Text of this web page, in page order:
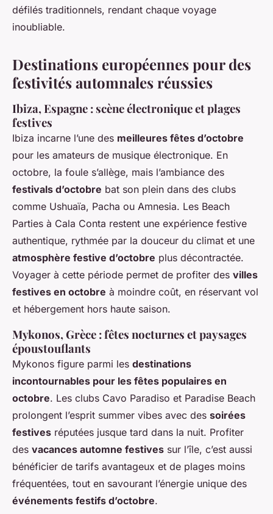
défilés traditionnels, rendant chaque voyage
inoubliable.
Destinations européennes pour des
festivités automnales réussies
Ibiza, Espagne : scène électronique et plages
festives
Ibiza incarne l’une des meilleures fêtes d’octobre
pour les amateurs de musique électronique. En
octobre, la foule s’allège, mais l’ambiance des
festivals d’octobre bat son plein dans des clubs
comme Ushuaïa, Pacha ou Amnesia. Les Beach
Parties à Cala Conta restent une expérience festive
authentique, rythmée par la douceur du climat et une
atmosphère festive d’octobre plus décontractée.
Voyager à cette période permet de profiter des villes
festives en octobre à moindre coût, en réservant vol
et hébergement hors haute saison.
Mykonos, Grèce : fêtes nocturnes et paysages
époustouflants
Mykonos figure parmi les destinations
incontournables pour les fêtes populaires en
octobre. Les clubs Cavo Paradiso et Paradise Beach
prolongent l’esprit summer vibes avec des soirées
festives réputées jusque tard dans la nuit. Profiter
des vacances automne festives sur l’île, c’est aussi
bénéficier de tarifs avantageux et de plages moins
fréquentées, tout en savourant l’énergie unique des
événements festifs d’octobre.